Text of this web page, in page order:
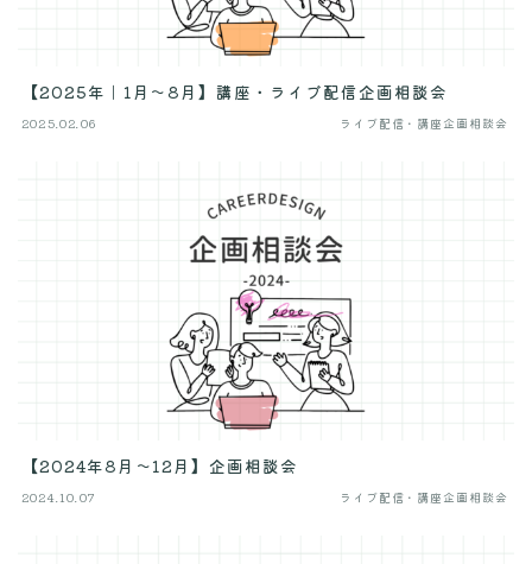
【2025年｜1月〜8月】講座・ライブ配信企画相談会
2025.02.06 ライブ配信・講座企画相談会
【2024年8月〜12月】企画相談会
2024.10.07 ライブ配信・講座企画相談会